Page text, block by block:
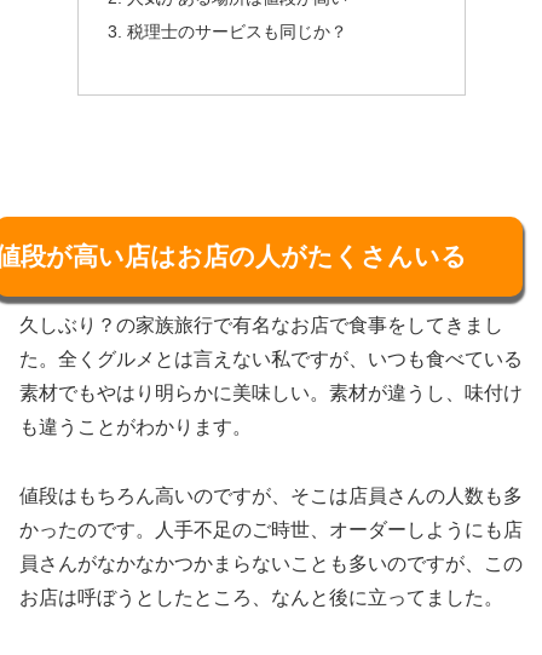
税理士のサービスも同じか？
段が高い店はお店の人がたくさんいる
久しぶり？の家族旅行で有名なお店で食事をしてきまし
た。全くグルメとは言えない私ですが、いつも食べている
素材でもやはり明らかに美味しい。素材が違うし、味付け
も違うことがわかります。
値段はもちろん高いのですが、そこは店員さんの人数も多
かったのです。人手不足のご時世、オーダーしようにも店
員さんがなかなかつかまらないことも多いのですが、この
お店は呼ぼうとしたところ、なんと後に立ってました。